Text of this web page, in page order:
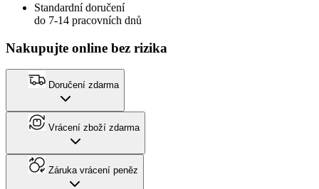
Standardní doručení
do 7-14 pracovních dnů
Nakupujte online bez rizika
Doručení zdarma
Vrácení zboží zdarma
Záruka vrácení peněz